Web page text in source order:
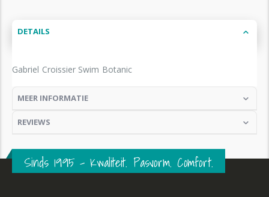
DETAILS
Gabriel Croissier Swim Botanic
MEER INFORMATIE
REVIEWS
Sinds 1995 – Kwaliteit. Pasvorm. Comfort.